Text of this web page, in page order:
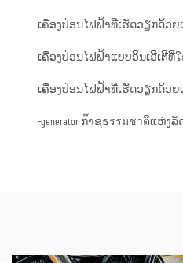
ເຄື່ອງປ່ອນໄຟຟ້າທີ່ເຮັດວຽກດ້ວ
ເຄື່ອງປ່ອນໄຟຟ້າແບບອິນເວີເຕີທີ່
ເຄື່ອງປ່ອນໄຟຟ້າທີ່ເຮັດວຽກດ້ວ
-generator ກ๊າຊธรรมชาตິແຫ່ງລັ